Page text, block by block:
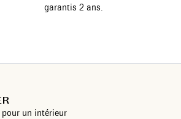
garantis 2 ans.
pour un intérieur